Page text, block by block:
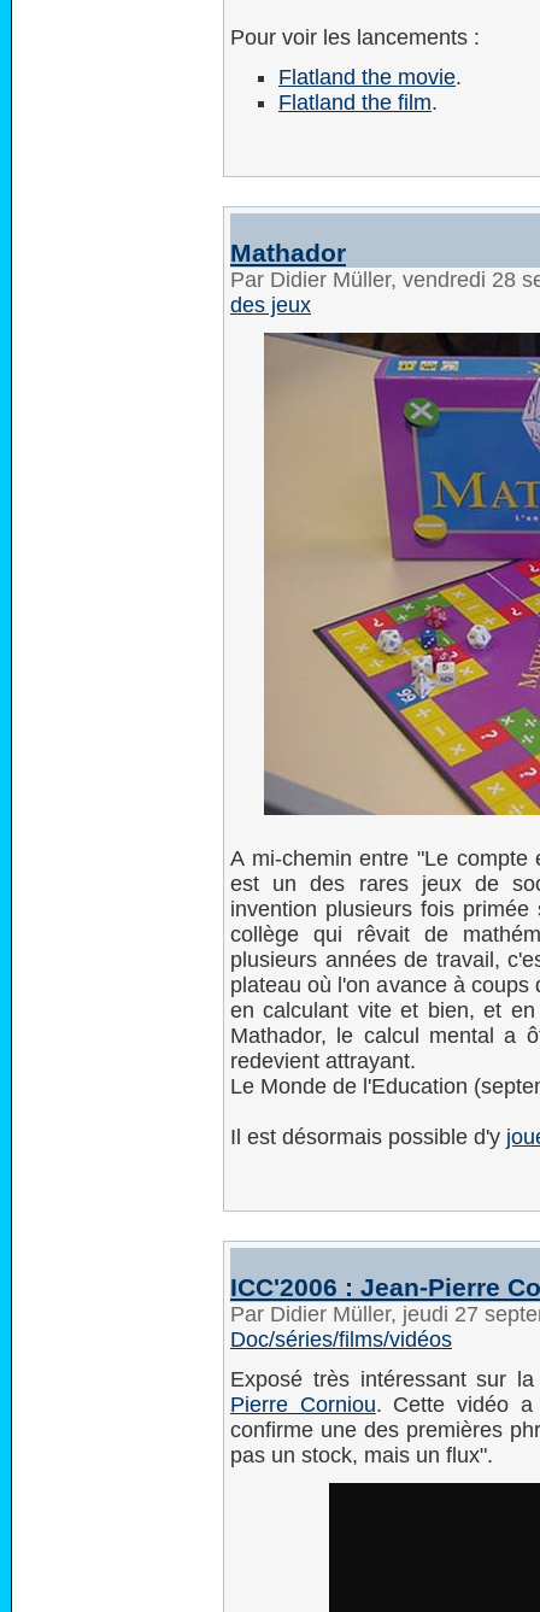
Pour voir les lancements :
Flatland the movie.
Flatland the film.
Mathador
Par Didier Müller, vendredi 28
des jeux
A mi-chemin entre "Le
est un des rares jeux de
invention plusieurs fois
collège qui rêvait de
plusieurs années de travail,
plateau où l'on avance à
en calculant vite et bien, et
Mathador, le calcul mental a
redevient attrayant.
Le Monde de l'Education
Il est désormais possible d'y
ICC'2006 : Jean-Pierre
Par Didier Müller, jeudi 27
Doc/séries/films/vidéos
Exposé très intéressant sur
Pierre Corniou. Cette vidéo a
confirme une des premières
pas un stock, mais un flux".